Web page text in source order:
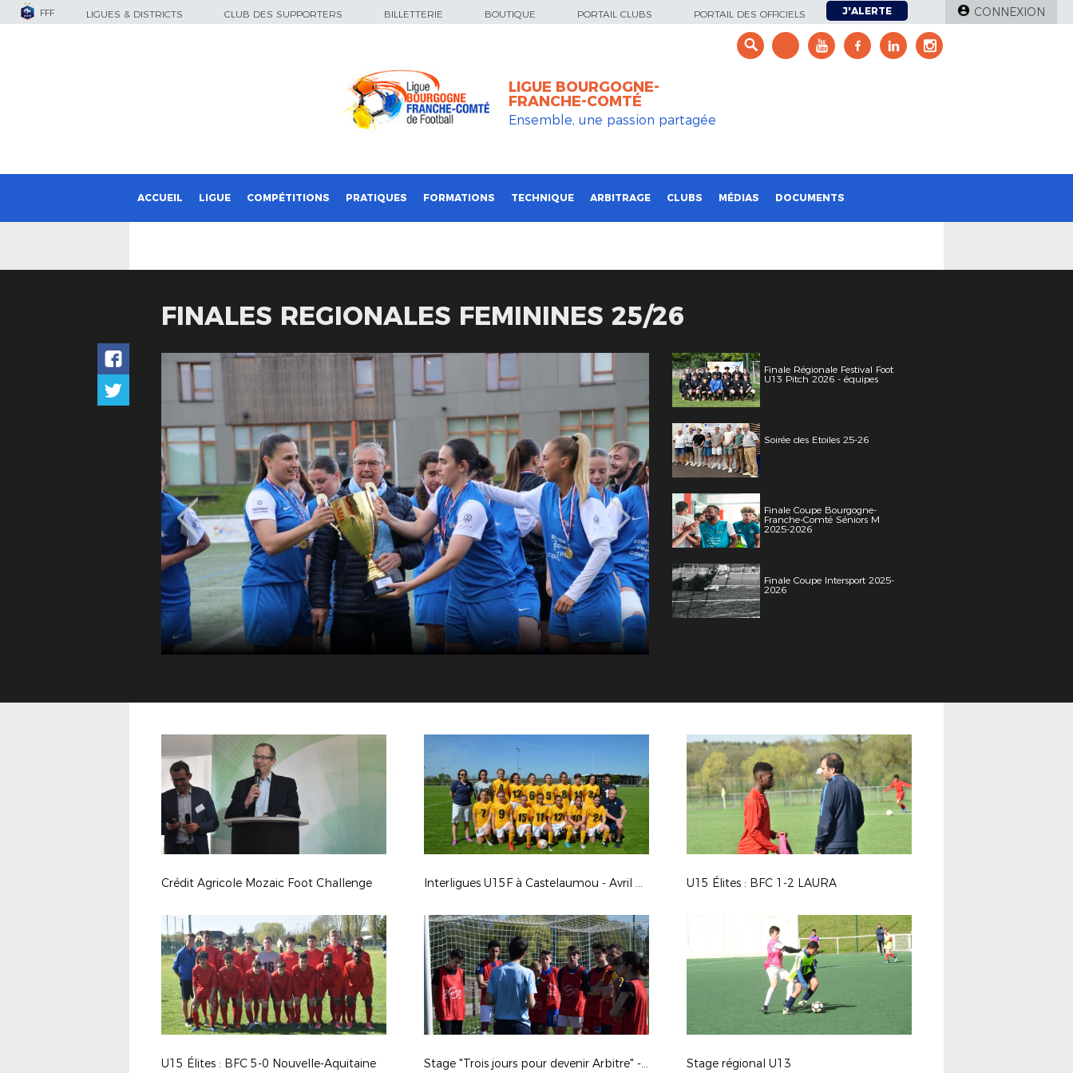
FFF LIGUES & DISTRICTS CLUB DES SUPPORTERS BILLETTERIE BOUTIQUE PORTAIL CLUBS PORTAIL DES OFFICIELS J'ALERTE CONNEXION
LIGUE BOURGOGNE-
FRANCHE-COMTÉ
Ensemble, une passion partagée
ACCUEIL LIGUE COMPÉTITIONS PRATIQUES FORMATIONS TECHNIQUE ARBITRAGE CLUBS MÉDIAS DOCUMENTS
FINALES REGIONALES FEMININES 25/26
Finale Régionale Festival Foot
U13 Pitch 2026 - équipes
Soirée des Etoiles 25-26
Finale Coupe Bourgogne-
Franche-Comté Séniors M
2025-2026
Finale Coupe Intersport 2025-
2026
Crédit Agricole Mozaic Foot Challenge Interligues U15F à Castelaumou - Avril 2018 U15 Élites : BFC 1-2 LAURA
U15 Élites : BFC 5-0 Nouvelle-Aquitaine Stage "Trois jours pour devenir Arbitre" - Autun 2018 Stage régional U13